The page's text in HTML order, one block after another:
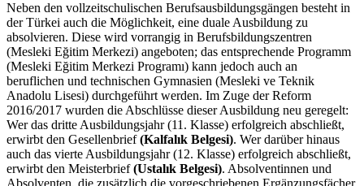
Neben den vollzeitschulischen Berufsausbildungsgängen besteht in
der Türkei auch die Möglichkeit, eine duale Ausbildung zu
absolvieren. Diese wird vorrangig in Berufsbildungszentren
(Mesleki Eğitim Merkezi) angeboten; das entsprechende Programm
(Mesleki Eğitim Merkezi Programı) kann jedoch auch an
beruflichen und technischen Gymnasien (Mesleki ve Teknik
Anadolu Lisesi) durchgeführt werden. Im Zuge der Reform
2016/2017 wurden die Abschlüsse dieser Ausbildung neu geregelt:
Wer das dritte Ausbildungsjahr (11. Klasse) erfolgreich abschließt,
erwirbt den Gesellenbrief(Kalfalık Belgesi). Wer darüber hinaus
auch das vierte Ausbildungsjahr (12. Klasse) erfolgreich abschließt,
erwirbt den Meisterbrief(Ustalık Belgesi). Absolventinnen und